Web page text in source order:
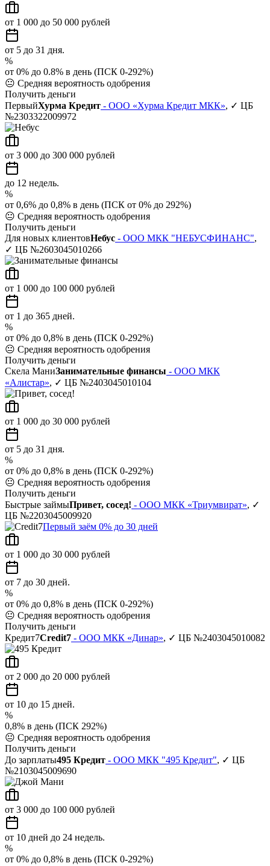
от 1 000 до 50 000 рублей
от 5 до 31 дня.
%
от 0% до 0.8% в день (ПСК 0-292%)
😐 Средняя вероятность одобрения
Получить деньги
ПервыйХурма Кредит - ООО «Хурма Кредит МКК», ✓ ЦБ
№2303322009972
от 3 000 до 300 000 рублей
до 12 недель.
%
от 0,6% до 0,8% в день (ПСК от 0% до 292%)
😐 Средняя вероятность одобрения
Получить деньги
Для новых клиентовНебус - ООО МКК "НЕБУСФИНАНС",
✓ ЦБ №2603045010266
от 1 000 до 100 000 рублей
от 1 до 365 дней.
%
от 0% до 0,8% в день (ПСК 0-292%)
😐 Средняя вероятность одобрения
Получить деньги
Скела МаниЗанимательные финансы - ООО МКК
«Алистар», ✓ ЦБ №2403045010104
от 1 000 до 30 000 рублей
от 5 до 31 дня.
%
от 0% до 0,8% в день (ПСК 0-292%)
😐 Средняя вероятность одобрения
Получить деньги
Быстрые займыПривет, сосед! - ООО МКК «Триумвират», ✓
ЦБ №2203045009920
Первый заём 0% до 30 дней
от 1 000 до 30 000 рублей
от 7 до 30 дней.
%
от 0% до 0,8% в день (ПСК 0-292%)
😐 Средняя вероятность одобрения
Получить деньги
Кредит7Credit7 - ООО МКК «Динар», ✓ ЦБ №2403045010082
от 2 000 до 20 000 рублей
от 10 до 15 дней.
%
0,8% в день (ПСК 292%)
😐 Средняя вероятность одобрения
Получить деньги
До зарплаты495 Кредит - ООО МКК "495 Кредит", ✓ ЦБ
№2103045009690
от 3 000 до 100 000 рублей
от 10 дней до 24 недель.
%
от 0% до 0,8% в день (ПСК 0-292%)